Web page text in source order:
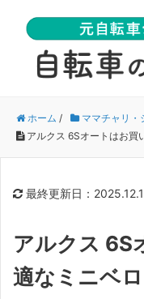
ホーム / ママチャリ・
アルクス 6Sオートはお買
最終更新日：
アルクス 6S
適なミニベ